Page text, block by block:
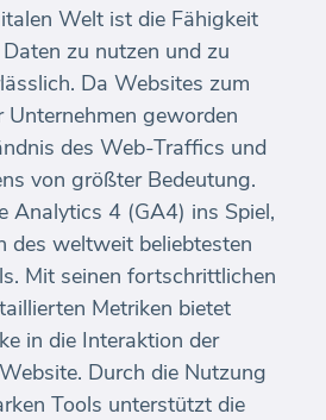
Welt ist die Fähigkeit
zu nutzen und zu
Da Websites zum
Unternehmen geworden
des Web-Traffics und
von größter Bedeutung.
Analytics 4 (GA4) ins Spiel,
des weltweit beliebtesten
Mit seinen fortschrittlichen
Metriken bietet
in die Interaktion der
Durch die Nutzung
Tools unterstützt die